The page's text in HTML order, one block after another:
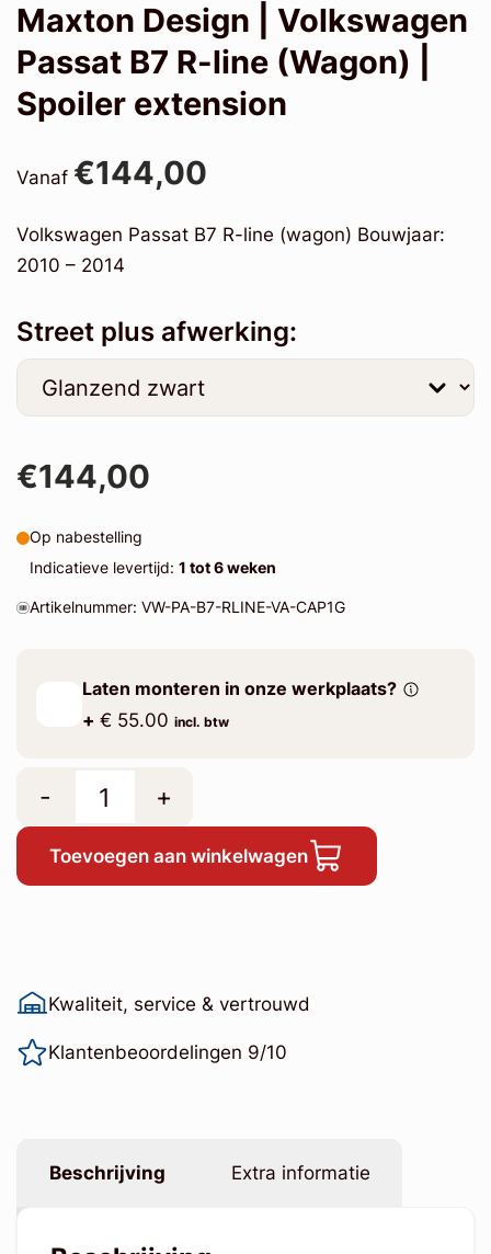
Maxton Design | Volkswagen
Passat B7 R-line (Wagon) |
Spoiler extension
Vanaf €144,00
Volkswagen Passat B7 R-line (wagon) Bouwjaar:
2010 – 2014
Street plus afwerking:
€144,00
Op nabestelling
Indicatieve levertijd: 1 tot 6 weken
Artikelnummer: VW-PA-B7-RLINE-VA-CAP1G
Laten monteren in onze werkplaats?
+ € 55.00 incl. btw
- +
Toevoegen aan winkelwagen
Kwaliteit, service & vertrouwd
Klantenbeoordelingen 9/10
Beschrijving Extra informatie